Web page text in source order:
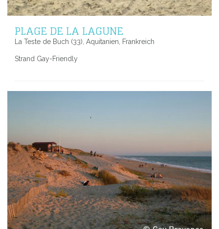
PLAGE DE LA LAGUNE
La Teste de Buch (33), Aquitanien, Frankreich
Strand Gay-Friendly